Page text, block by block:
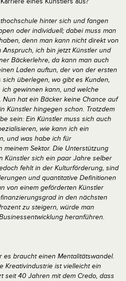
hinter sich und fangen
oder individuell; dabei muss man
denn man kann nicht direkt von
Anspruch, ich bin jetzt Künstler und
Bäckerlehre, da kann man auch
Laden auftun, der von der ersten
überlegen, wo gibt es Kunden,
gewinnen kann, und welche
Nun hat ein Bäcker keine Chance auf
Künstler hingegen schon. Trotzdem
sein: Ein Künstler muss sich auch
wie kann ich ein
und was habe ich für
meinem Sektor. Die Unterstützung
Künstler sich ein paar Jahre selber
fehlt in der Kulturförderung, sind
und quantitative Definitionen
von einem geförderten Künstler
in den nächsten
zu steigern, würde man
heranführen.
es braucht einen Mentalitätswandel.
Kreativindustrie ist vielleicht ein
seit 40 Jahren mit dem Credo, dass